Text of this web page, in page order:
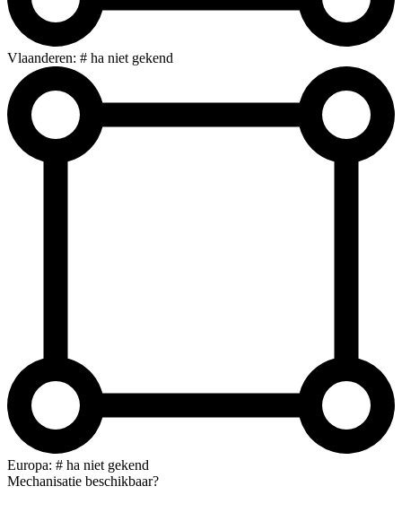
Vlaanderen: # ha niet gekend
Europa: # ha niet gekend
Mechanisatie beschikbaar?